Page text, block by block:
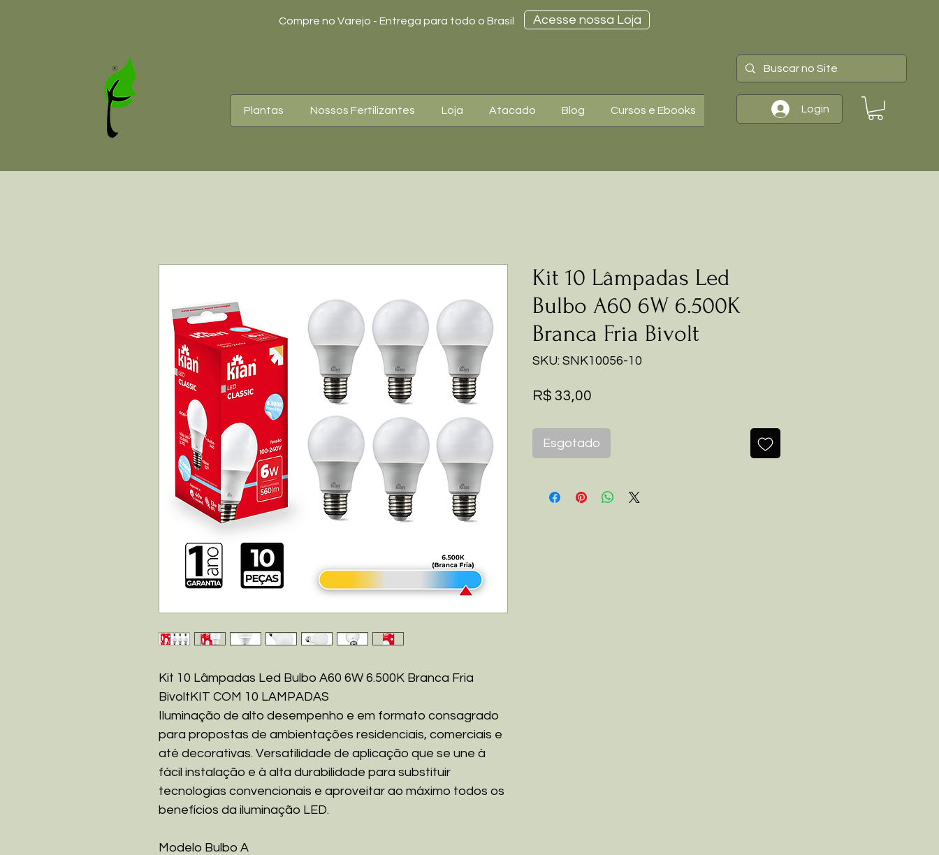
Compre no Varejo - Entrega para todo o Brasil Acesse nossa Loja
Plantas Nossos Fertilizantes Loja Atacado Blog Cursos e Ebooks Login
Kit 10 Lâmpadas Led Bulbo A60 6W 6.500K Branca Fria
BivoltKIT COM 10 LAMPADAS
Iluminação de alto desempenho e em formato consagrado
para propostas de ambientações residenciais, comerciais e
até decorativas. Versatilidade de aplicação que se une à
fácil instalação e à alta durabilidade para substituir
tecnologias convencionais e aproveitar ao máximo todos os
benefícios da iluminação LED.
Modelo Bulbo A
Kit 10 Lâmpadas Led
Bulbo A60 6W 6.500K
Branca Fria Bivolt
SKU: SNK10056-10
R$ 33,00
Esgotado